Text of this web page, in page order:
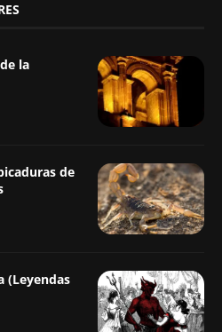
la
de
(Leyendas